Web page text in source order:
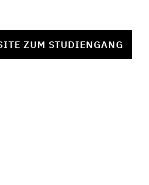
ZUM STUDIENGANG